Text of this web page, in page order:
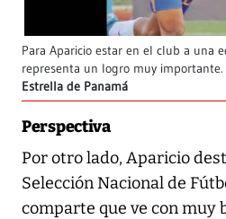
Para Aparicio estar en el club a una
representa un logro muy importante.
Estrella de Panamá
Perspectiva
Por otro lado, Aparicio
Selección Nacional de
comparte que ve con muy